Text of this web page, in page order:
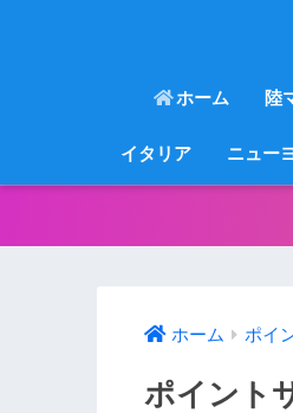
ホーム 陸
イタリア ニュー
ホーム ポイ
ポイント